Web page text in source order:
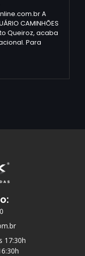
A
CAMINHÕES
Queiroz, acaba
Para
17:30h